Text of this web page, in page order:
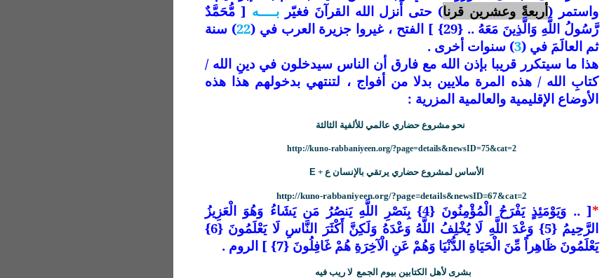
واستمر (أربعةً وعشرين قرنا) حتى أنزل الله القرآنَ فغيّر بــــه [ مُّحَمَّدٌ
رَّسُولُ اللَّهِ وَالَّذِينَ مَعَهُ .. {29} ] الفتح ، غيروا جزيرة العرب في (
22) سنة
ثم العالَمَ في (3) سنوات أخرى .
هذا ما سيتكرر قريبا بإذن الله مع فارق أن الناس سيدخلون في دينِ الله /
كتابِ الله / هذه المرة ملايين بدلا من أفواج ، لتنتهي بدخولهم هذا هذه
الأوضاع الإقليمية والعالمية المزرية :
نحو مشروع حضاري عالمي للألفية الثالثة
http://kuno-rabbaniyeen.org/?page=details&newsID=75&cat=2
الأساس لمشروع حضاري يرتقي بالإنسان ع +
E
http://kuno-rabbaniyeen.org/?page=details&newsID=67&cat=2
*
[ .. وَيَوْمَئِذٍ يَفْرَحُ الْمُؤْمِنُونَ {4} بِنَصْرِ اللَّهِ يَنصُرُ مَن يَشَاءُ وَهُوَ الْعَزِيزُ
الرَّحِيمُ {5} وَعْدَ اللَّهِ لَا يُخْلِفُ اللَّهُ وَعْدَهُ وَلَكِنَّ أَكْثَرَ النَّاسِ لَا يَعْلَمُونَ {6}
يَعْلَمُونَ ظَاهِراً مِّنَ الْحَيَاةِ الدُّنْيَا وَهُمْ عَنِ الْآخِرَةِ هُمْ غَافِلُونَ {7} ] الروم .
بشرى لأهل الكتابين بيوم الجمع لا ريب فيه